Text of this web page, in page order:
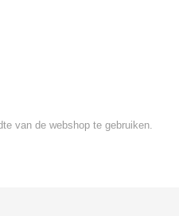
van de webshop te gebruiken.